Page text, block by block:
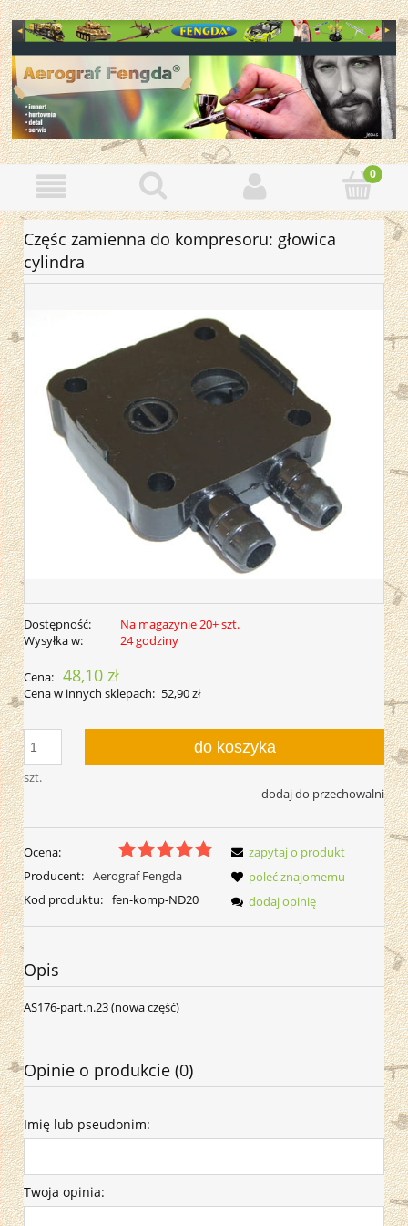
Częśc zamienna do kompresoru: głowica
cylindra
Dostępność:
Na magazynie 20+ szt.
Wysyłka w:
24 godziny
Cena: 48,10 zł
Cena w innych sklepach: 52,90 zł
szt.
do koszyka
dodaj do przechowalni
Ocena:
Producent: Aerograf Fengda
Kod produktu: fen-komp-ND20
zapytaj o produkt
poleć znajomemu
dodaj opinię
Opis
AS176-part.n.23 (nowa część)
Opinie o produkcie (0)
Imię lub pseudonim:
Twoja opinia: